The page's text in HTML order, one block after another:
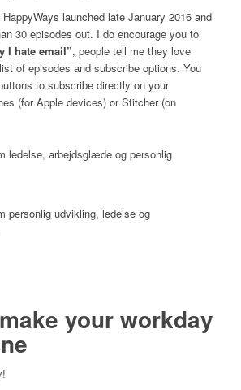
launched late January 2016 and
30 episodes out. I do encourage you to
I hate email”, people tell me they love
of episodes and subscribe options. You
to subscribe directly on your
(for Apple devices) or Stitcher (on
your workday